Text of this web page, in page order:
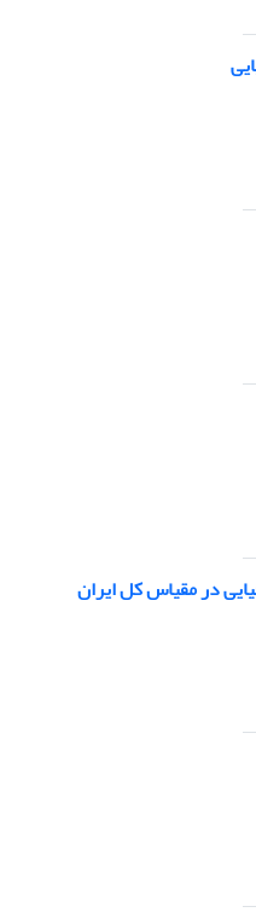
در مقیاس کل ایران